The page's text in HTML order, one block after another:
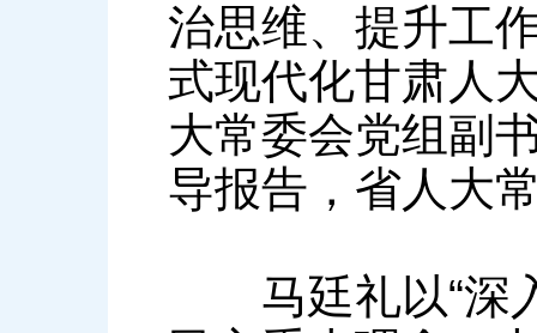
治思维、提升工
式现代化甘肃人
大常委会党组副
导报告，省人大
马廷礼以“深入